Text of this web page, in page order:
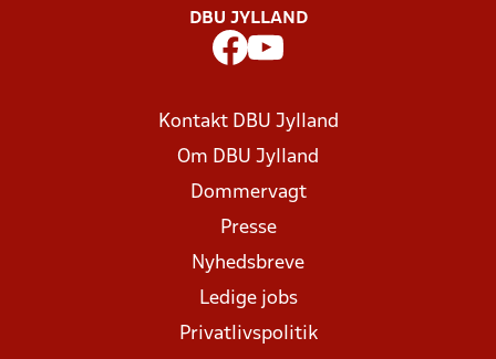
DBU JYLLAND
Kontakt DBU Jylland
Om DBU Jylland
Dommervagt
Presse
Nyhedsbreve
Ledige jobs
Privatlivspolitik